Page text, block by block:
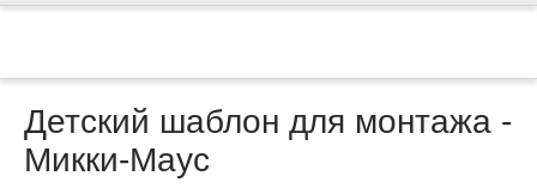
Детский шаблон для монтажа -
Микки-Маус